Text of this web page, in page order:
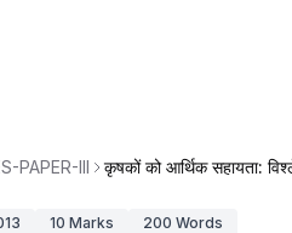
PAPER-III कृषकों को आर्थिक सहायता:
10 Marks 200 Words